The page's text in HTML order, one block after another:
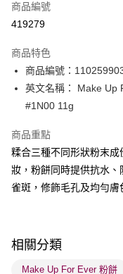
Apple Pay
PayMe
WeChat Pay
送貨方式
順豐自助櫃 - 確認發貨後
每筆HK$65.00，滿
每筆HK$65.00，滿
確認發貨後1-3 工作天送
商品編號
419279
商品特色
商品編號：
英文名稱： Make Up
#1N00 11g
商品重點
糅合三種不同形狀粉末
妝，粉餅同時提供抗水
雀斑，修飾毛孔及均勻膚
相關分類
Make Up For Ever 粉餅